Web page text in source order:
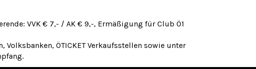
VVK € 7,- / AK € 9,-, Ermäßigung für Club Ö1
Volksbanken, ÖTICKET Verkaufsstellen sowie unter